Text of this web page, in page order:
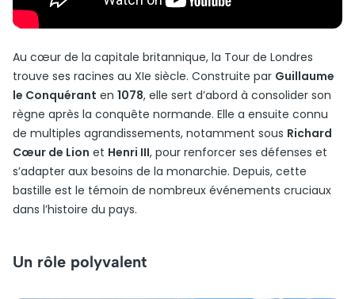
Au cœur de la capitale britannique, la Tour de Londres
trouve ses racines au XIe siècle. Construite par Guillaume
le Conquérant en 1078, elle sert d’abord à consolider son
règne après la conquête normande. Elle a ensuite connu
de multiples agrandissements, notamment sous Richard
Cœur de Lion et Henri III, pour renforcer ses défenses et
s’adapter aux besoins de la monarchie. Depuis, cette
bastille est le témoin de nombreux événements cruciaux
dans l’histoire du pays.
Un rôle polyvalent